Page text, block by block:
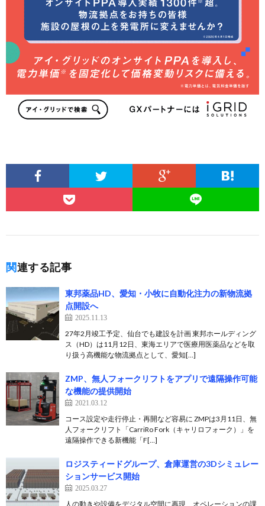
関連する記事
東邦薬品HD、愛知・小牧に自動化注力の新物流拠
点開設へ
2025.11.13
27年2月竣工予定、仙台でも建設を計画 東邦ホールディング
ス（HD）は11月12日、東海エリアで医療用医薬品などを取
り扱う高機能な物流拠点として、愛知[…]
ZMP、無人フォークリフトをアプリで遠隔操作可能
な機能の提供開始
2021.03.12
コース設定や走行停止・再開など容易に ZMPは3月11日、無
人フォークリフト「CarriRo Fork（キャリロフォーク）」を
遠隔操作できる新機能「F[…]
ロジスティードグループ、倉庫運営の3Dシミュレー
ションサービス開始
2025.03.27
人の動きや設備をデジタル空間に再現、オペレーションの課